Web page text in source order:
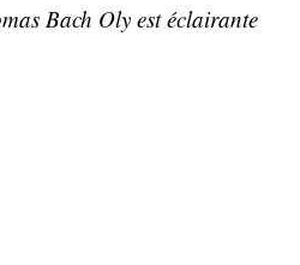
Bach Oly est éclairante